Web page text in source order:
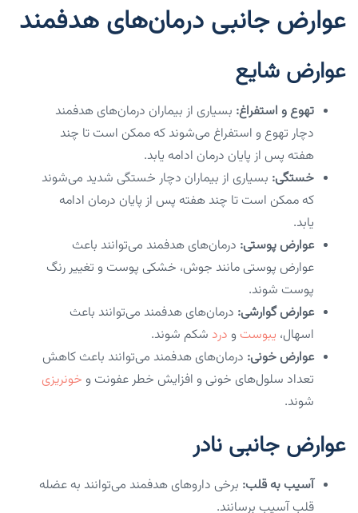
عوارض جانبی درمان‌های هدفمند
عوارض شایع
تهوع و استفراغ: بسیاری از بیماران درمان‌های هدفمند
دچار تهوع و استفراغ می‌شوند که ممکن است تا چند
هفته پس از پایان درمان ادامه یابد.
خستگی: بسیاری از بیماران دچار خستگی شدید می‌شوند
که ممکن است تا چند هفته پس از پایان درمان ادامه
یابد.
عوارض پوستی: درمان‌های هدفمند می‌توانند باعث
عوارض پوستی مانند جوش، خشکی پوست و تغییر رنگ
پوست شوند.
عوارض گوارشی: درمان‌های هدفمند می‌توانند باعث
اسهال، یبوست و درد شکم شوند.
عوارض خونی: درمان‌های هدفمند می‌توانند باعث کاهش
تعداد سلول‌های خونی و افزایش خطر عفونت و خونریزی
شوند.
عوارض جانبی نادر
آسیب به قلب: برخی داروهای هدفمند می‌توانند به عضله
قلب آسیب برسانند.